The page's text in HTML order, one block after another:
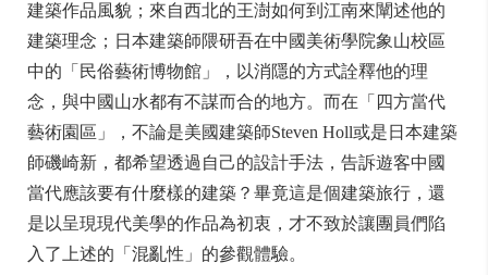
建築作品風貌；來自西北的王澍如何到江南來闡述他的
建築理念；日本建築師隈研吾在中國美術學院象山校區
中的「民俗藝術博物館」，以消隱的方式詮釋他的理
念，與中國山水都有不謀而合的地方。而在「四方當代
藝術園區」，不論是美國建築師Steven Holl或是日本建築
師磯崎新，都希望透過自己的設計手法，告訴遊客中國
當代應該要有什麼樣的建築？畢竟這是個建築旅行，還
是以呈現現代美學的作品為初衷，才不致於讓團員們陷
入了上述的「混亂性」的參觀體驗。